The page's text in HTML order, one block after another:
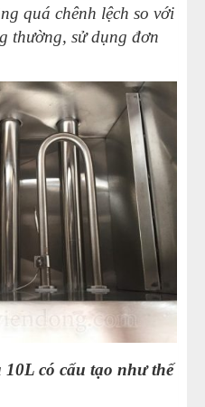
quá chênh lệch so với
thường, sử dụng đơn
10L có cấu tạo như thế